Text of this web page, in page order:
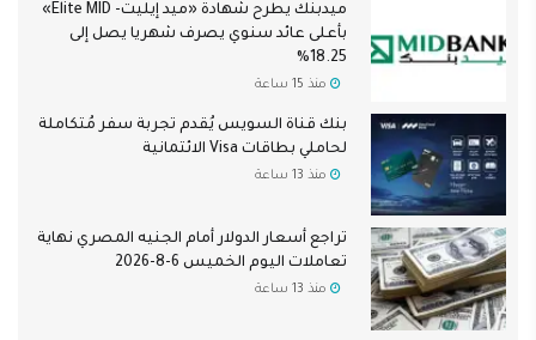
ميدبنك يطرح شهادة «ميد إيليت- Elite MID»
بأعلى عائد سنوي يصرف شهريا يصل إلى
18.25%
منذ 15 ساعة
بنك قناة السويس يُقدم تجربة سفر مُتكاملة
لحاملي بطاقات Visa الائتمانية
منذ 13 ساعة
تراجع أسعار الدولار أمام الجنيه المصري نهاية
تعاملات اليوم الخميس 6-8-2026
منذ 13 ساعة